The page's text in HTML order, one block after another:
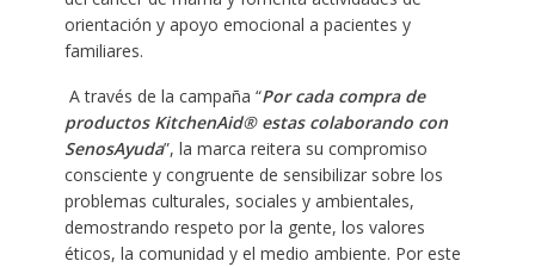
orientación y apoyo emocional a pacientes y
familiares.
A través de la campaña “Por cada compra de
productos KitchenAid® estas colaborando con
SenosAyuda”, la marca reitera su compromiso
consciente y congruente de sensibilizar sobre los
problemas culturales, sociales y ambientales,
demostrando respeto por la gente, los valores
éticos, la comunidad y el medio ambiente. Por este